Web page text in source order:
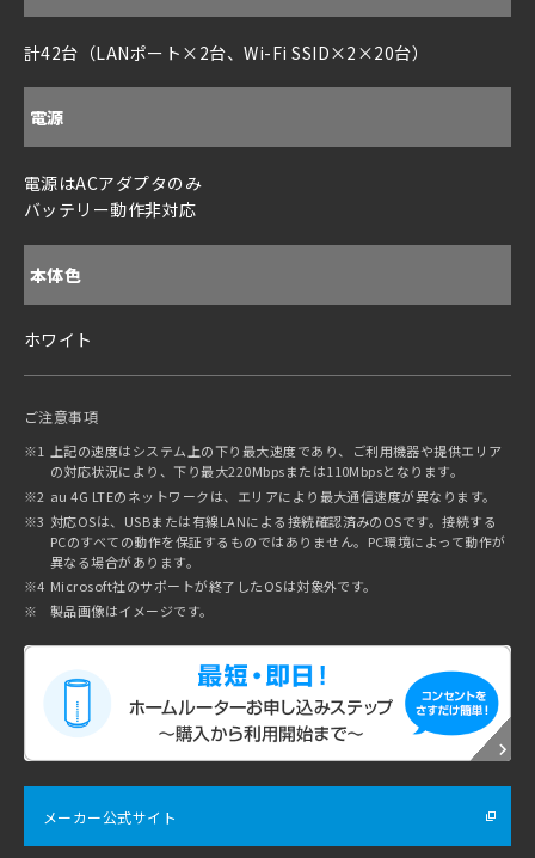
計42台（LANポート×2台、Wi-Fi SSID×2×20台）
電源
電源はACアダプタのみ
バッテリー動作非対応
本体色
ホワイト
ご注意事項
※1
上記の速度はシステム上の下り最大速度であり、ご利用機器や提供エリア
の対応状況により、下り最大220Mbpsまたは110Mbpsとなります。
※2 au 4G LTEのネットワークは、エリアにより最大通信速度が異なります。
※3 対応OSは、USBまたは有線LANによる接続確認済みのOSです。接続する
PCのすべての動作を保証するものではありません。PC環境によって動作が
異なる場合があります。
※4 Microsoft社のサポートが終了したOSは対象外です。
※
製品画像はイメージです。
メーカー公式サイト